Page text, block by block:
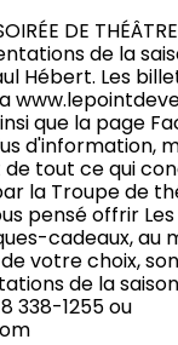
DE THÉÂTRE
de la
Hébert. Les
que la page
d'information,
tout ce qui
la Troupe de
pensé offrir
cadeaux, au
votre choix,
de la
338-1255 ou